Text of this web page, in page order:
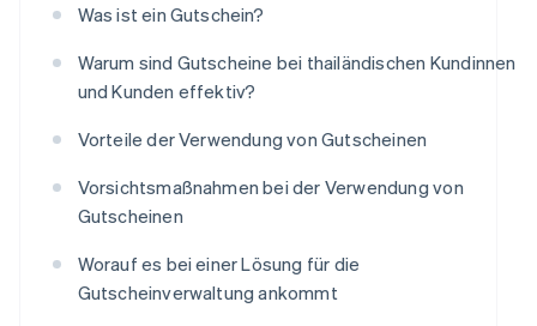
Was ist ein Gutschein?
Warum sind Gutscheine bei thailändischen Kundinnen
und Kunden effektiv?
Vorteile der Verwendung von Gutscheinen
Vorsichtsmaßnahmen bei der Verwendung von
Gutscheinen
Worauf es bei einer Lösung für die
Gutscheinverwaltung ankommt